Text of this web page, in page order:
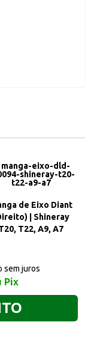
de Eixo Diant
| Shineray
T22, A9, A7
sem juros
Pix